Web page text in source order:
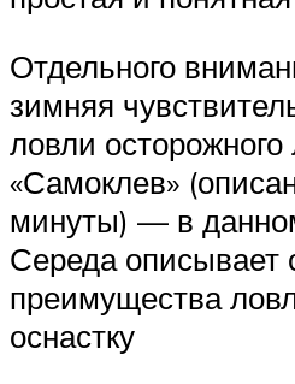
Отдельного
зимняя
ловли
«Самоклев»
минуты) — в
Середа описывает
преимущества
оснастку